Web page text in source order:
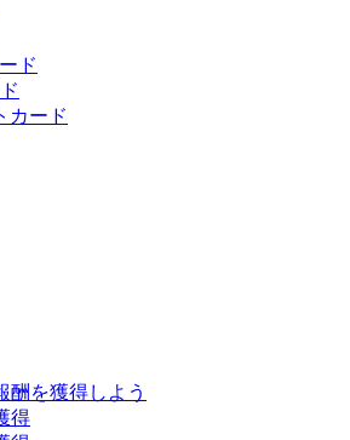
ド
カード
酬を獲得しよう
得